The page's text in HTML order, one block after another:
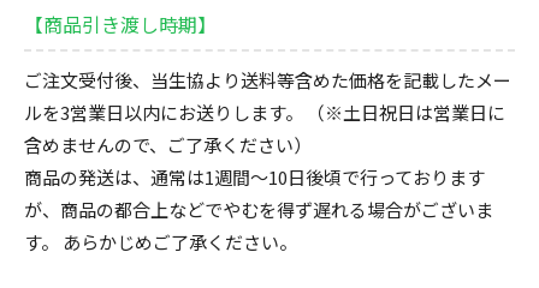
【商品引き渡し時期】
ご注文受付後、当生協より送料等含めた価格を記載したメー
ルを3営業日以内にお送りします。
（※土日祝日は営業日に
含めませんので、ご了承ください）
商品の発送は、通常は1週間～10日後頃で行っております
が、商品の都合上などでやむを得ず遅れる場合がございま
す。
あらかじめご了承ください。